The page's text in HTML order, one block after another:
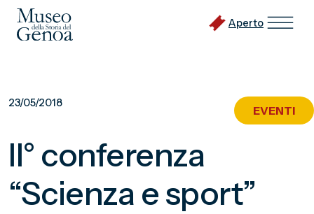
Aperto
23/05/2018
EVENTI
II° conferenza
“Scienza e sport”